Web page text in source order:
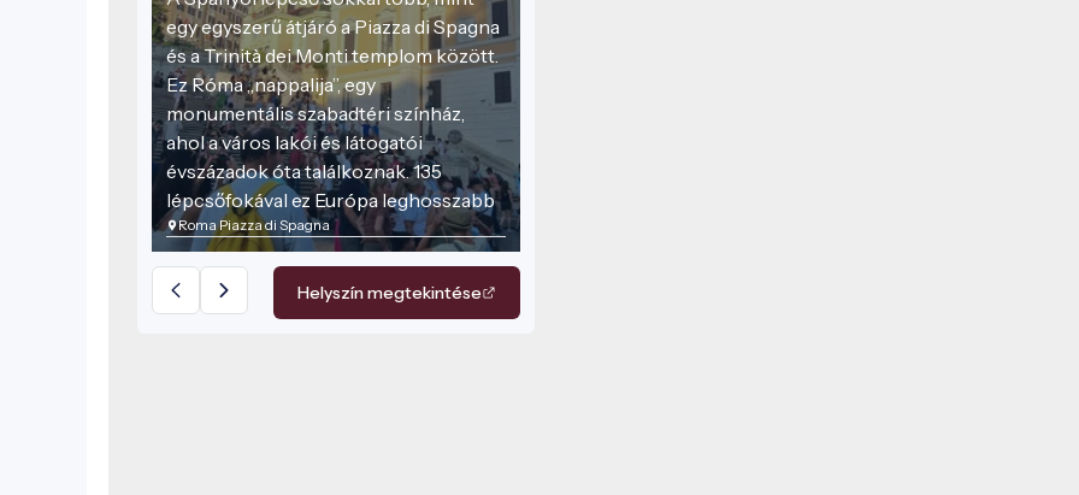
egy egyszerű átjáró a Piazza di Spagna
és a Trinità dei Monti templom között.
Ez Róma „nappalija”, egy
monumentális szabadtéri színház,
ahol a város lakói és látogatói
évszázadok óta találkoznak. 135
lépcsőfokával ez Európa leghosszabb
és legszélesebb kültéri lépcsősora,
amelynek minden kanyarulata a
barokk dinamizmust hirdeti.
Roma Piazza di Spagna
Helyszín megtekintése